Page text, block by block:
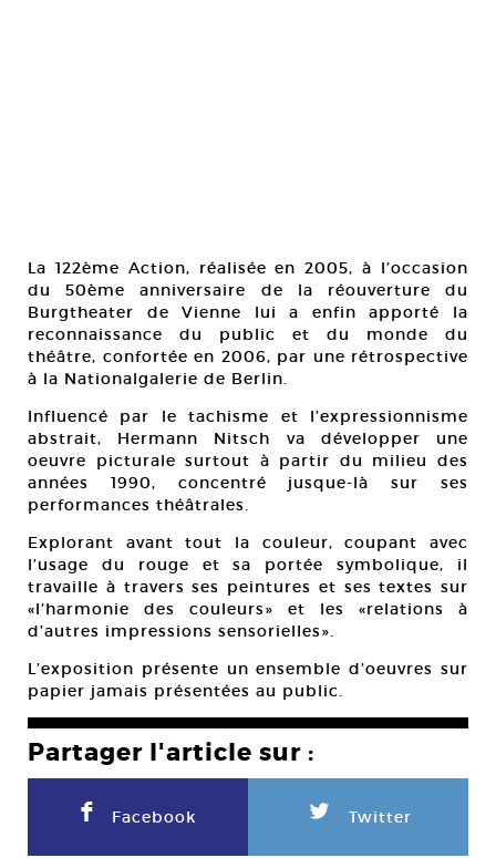
La 122ème Action, réalisée en 2005, à l’occasion
du 50ème anniversaire de la réouverture du
Burgtheater de Vienne lui a enfin apporté la
reconnaissance du public et du monde du
théâtre, confortée en 2006, par une rétrospective
à la Nationalgalerie de Berlin.
Influencé par le tachisme et l’expressionnisme
abstrait, Hermann Nitsch va développer une
oeuvre picturale surtout à partir du milieu des
années 1990, concentré jusque-là sur ses
performances théâtrales.
Explorant avant tout la couleur, coupant avec
l’usage du rouge et sa portée symbolique, il
travaille à travers ses peintures et ses textes sur
«l’harmonie des couleurs» et les «relations à
d’autres impressions sensorielles».
L’exposition présente un ensemble d’oeuvres sur
papier jamais présentées au public.
Partager l'article sur :
F Facebook L Twitter